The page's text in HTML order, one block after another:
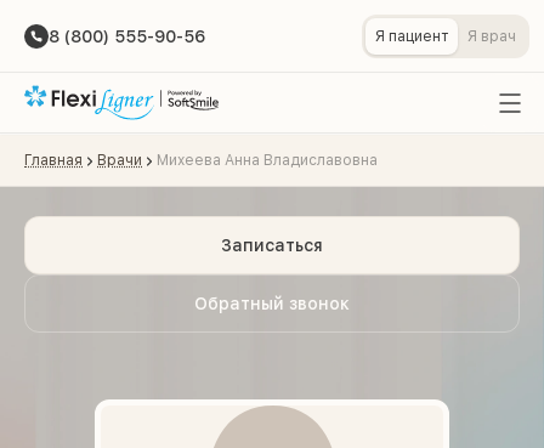
8 (800) 555-90-56 Я пациент Я врач
Главная Врачи Михеева Анна Владиславовна
Обратный звонок
Записаться